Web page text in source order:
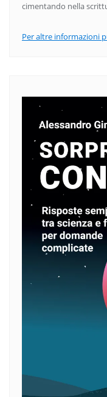
cimentando nella
Per altre informazioni